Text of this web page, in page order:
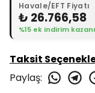
Havale/EFT Fiyatı
₺ 26.766,58
%15 ek indirim
Taksit
Paylaş: